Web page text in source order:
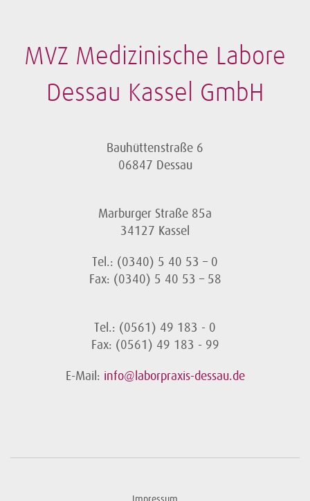
MVZ Medizinische Labore
Dessau Kassel GmbH
Bauhüttenstraße 6
06847 Dessau
Marburger Straße 85a
34127 Kassel
Tel.: (0340) 5 40 53 – 0
Fax: (0340) 5 40 53 – 58
Tel.: (0561) 49 183 - 0
Fax: (0561) 49 183 - 99
E-Mail: info@laborpraxis-dessau.de